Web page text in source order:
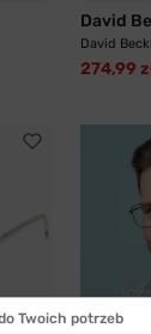
David
David
274,99
Twoich potrzeb